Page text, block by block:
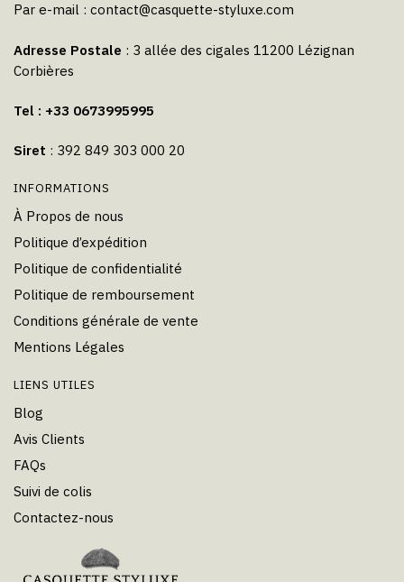
Par e-mail : contact@casquette-styluxe.com
Adresse Postale : 3 allée des cigales 11200 Lézignan
Corbières
Tel : +33 0673995995
Siret : 392 849 303 000 20
INFORMATIONS
À Propos de nous
Politique d’expédition
Politique de confidentialité
Politique de remboursement
Conditions générale de vente
Mentions Légales
LIENS UTILES
Blog
Avis Clients
FAQs
Suivi de colis
Contactez-nous